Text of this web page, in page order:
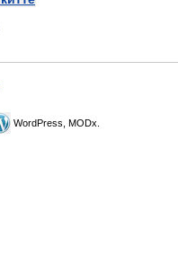
WordPress, MODx.